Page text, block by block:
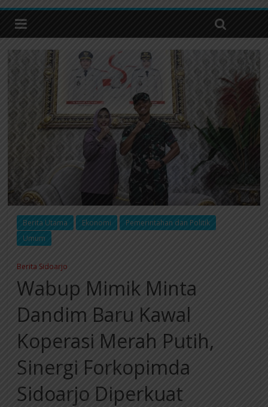
Berita Utama Ekonomi
Pemerintahan dan Politik
Umum
Berita Sidoarjo
Wabup Mimik Minta
Dandim Baru Kawal
Koperasi Merah Putih,
Sinergi Forkopimda
Sidoarjo Diperkuat